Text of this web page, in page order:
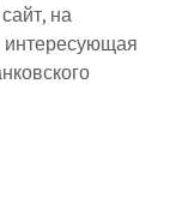
на
интересующая